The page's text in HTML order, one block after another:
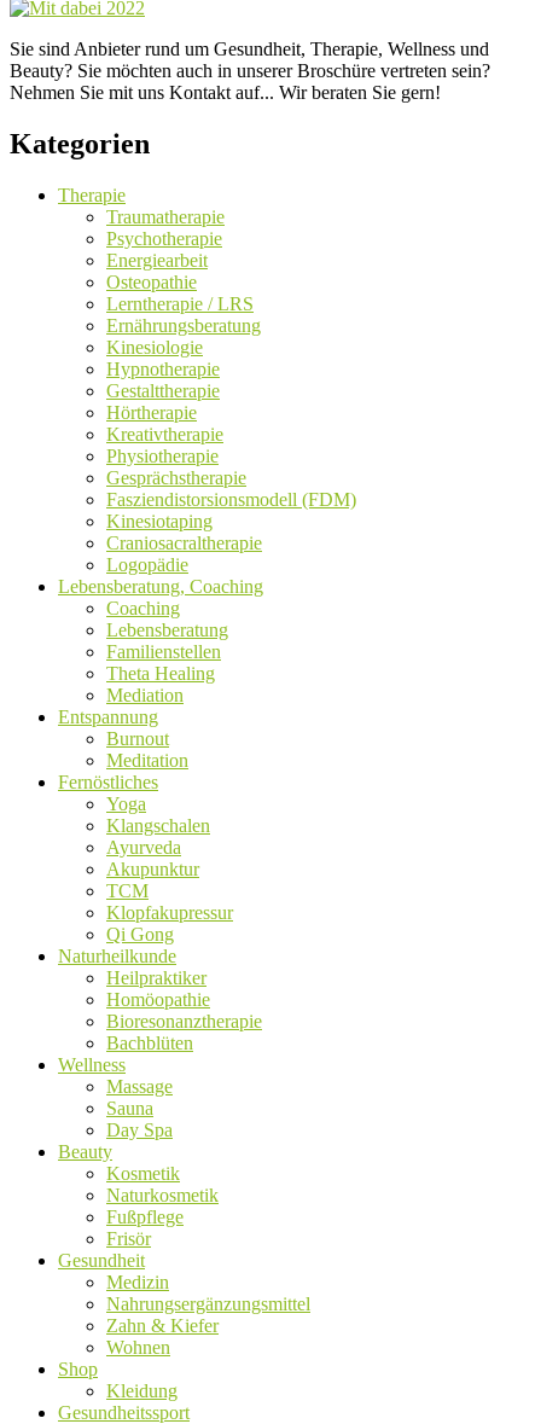
Sie sind Anbieter rund um Gesundheit, Therapie, Wellness und
Beauty? Sie möchten auch in unserer Broschüre vertreten sein?
Nehmen Sie mit uns Kontakt auf... Wir beraten Sie gern!
Kategorien
Therapie
Traumatherapie
Psychotherapie
Energiearbeit
Osteopathie
Lerntherapie / LRS
Ernährungsberatung
Kinesiologie
Hypnotherapie
Gestalttherapie
Hörtherapie
Kreativtherapie
Physiotherapie
Gesprächstherapie
Fasziendistorsionsmodell (FDM)
Kinesiotaping
Craniosacraltherapie
Logopädie
Lebensberatung, Coaching
Coaching
Lebensberatung
Familienstellen
Theta Healing
Mediation
Entspannung
Burnout
Meditation
Fernöstliches
Yoga
Klangschalen
Ayurveda
Akupunktur
TCM
Klopfakupressur
Qi Gong
Naturheilkunde
Heilpraktiker
Homöopathie
Bioresonanztherapie
Bachblüten
Wellness
Massage
Sauna
Day Spa
Beauty
Kosmetik
Naturkosmetik
Fußpflege
Frisör
Gesundheit
Medizin
Nahrungsergänzungsmittel
Zahn & Kiefer
Wohnen
Shop
Kleidung
Gesundheitssport